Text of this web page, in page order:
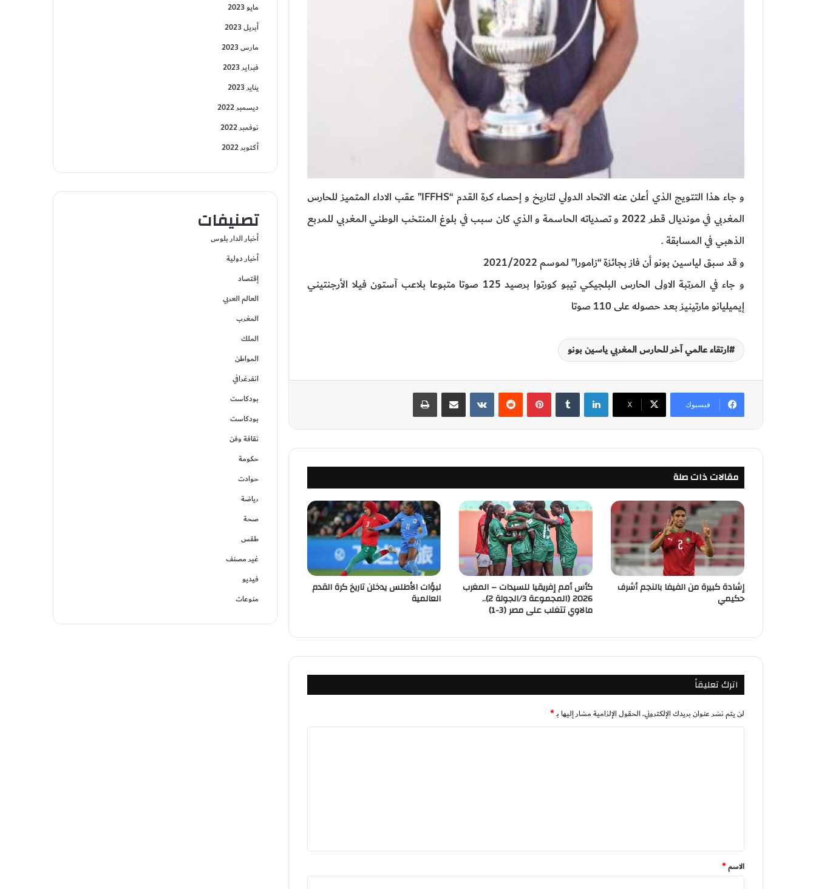
و جاء هذا التتويج الذي أعلن عنه الاتحاد الدولي لتاريخ و إحصاء كرة القدم “IFFHS” عقب الاداء المتميز للحارس
المغربي في مونديال قطر 2022 و تصدياته الحاسمة و الذي كان سبب في بلوغ المنتخب الوطني المغربي للمربع
الذهبي في المسابقة .
و قد سبق لياسين بونو أن فاز بجائزة “زامورا” لموسم 2021/2022
و جاء في المرتبة الاولى الحارس البلجيكي تيبو كورتوا برصيد 125 صوتا متبوعا بلاعب آستون فيلا الأرجنتيني
إيميليانو مارتينيز بعد حصوله على 110 صوتا
ارتقاء عالمي آخر للحارس المغربي ياسين بونو
فيسبوك ‫X
لينكدإن بينتيريست
مقالات ذات صلة
إشادة كبيرة من الفيفا بالنجم أشرف
حكيمي
كأس أمم إفريقيا للسيدات – المغرب
2026 (المجموعة 3/الجولة 2)..
مالاوي تتغلب على مصر (3-1)
لبؤات الأطلس يدخلن تاريخ كرة القدم
العالمية
اترك تعليقاً
لن يتم نشر عنوان بريدك الإلكتروني.الحقول الإلزامية مشار إليها بـ*
*
الاسم*
مايو 2023
أبريل 2023
مارس 2023
فبراير 2023
يناير 2023
ديسمبر 2022
نوفمبر 2022
أكتوبر 2022
تصنيفات
أخبار الدار بلوس
أخبار دولية
إقتصاد
العالم العربي
المغرب
الملك
المواطن
انفرغرافي
بودكاست
بودكاست
ثقافة وفن
حكومة
حوادت
رياضة
صحة
طقس
غير مصنف
فيديو
منوعات